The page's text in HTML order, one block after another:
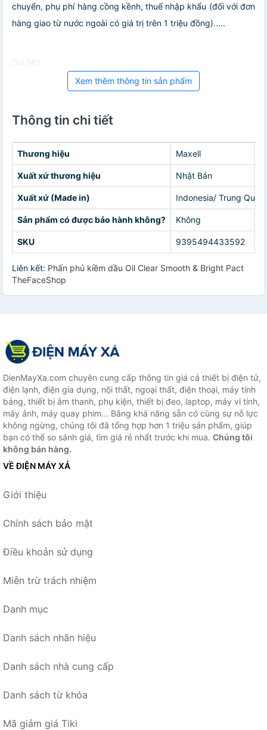
chuyển, phụ phí hàng cồng kềnh, thuế nhập khẩu (đối với đơn
hàng giao từ nước ngoài có giá trị trên 1 triệu đồng).....
Giá MU
Xem thêm thông tin sản phẩm
Thông tin chi tiết
Thương hiệu Maxell
Xuất xứ thương hiệu Nhật Bản
Xuất xứ (Made in) Indonesia/ Trung Quốc
Sản phẩm có được bảo hành không? Không
SKU 9395494433592
Liên kết: Phấn phủ kiềm dầu Oil Clear Smooth & Bright Pact
TheFaceShop
DienMayXa.com chuyên cung cấp thông tin giá cả thiết bị điện tử,
điện lạnh, điện gia dụng, nội thất, ngoại thất, điện thoại, máy tính
bảng, thiết bị âm thanh, phụ kiện, thiết bị đeo, laptop, máy vi tính,
máy ảnh, máy quay phim... Bằng khả năng sẵn có cùng sự nỗ lực
không ngừng, chúng tôi đã tổng hợp hơn 1 triệu sản phẩm, giúp
bạn có thể so sánh giá, tìm giá rẻ nhất trước khi mua. Chúng tôi
không bán hàng.
VỀ ĐIỆN MÁY XẢ
Giới thiệu
Chính sách bảo mật
Điều khoản sử dụng
Miễn trừ trách nhiệm
Danh mục
Danh sách nhãn hiệu
Danh sách nhà cung cấp
Danh sách từ khóa
Mã giảm giá Tiki